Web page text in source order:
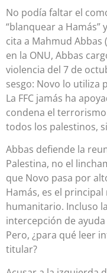
No podía faltar el
“blanquear a
cita a Mahmud Abbas
en la ONU, Abbas
violencia del 7 de
sesgo: Novo lo utiliza
La FFC jamás ha
condena el
todos los palestinos,
Abbas defiende la
Palestina, no el
que Novo pasa por
Hamás, es el
humanitario. Incluso
intercepción de
Pero, ¿para qué leer
titular?